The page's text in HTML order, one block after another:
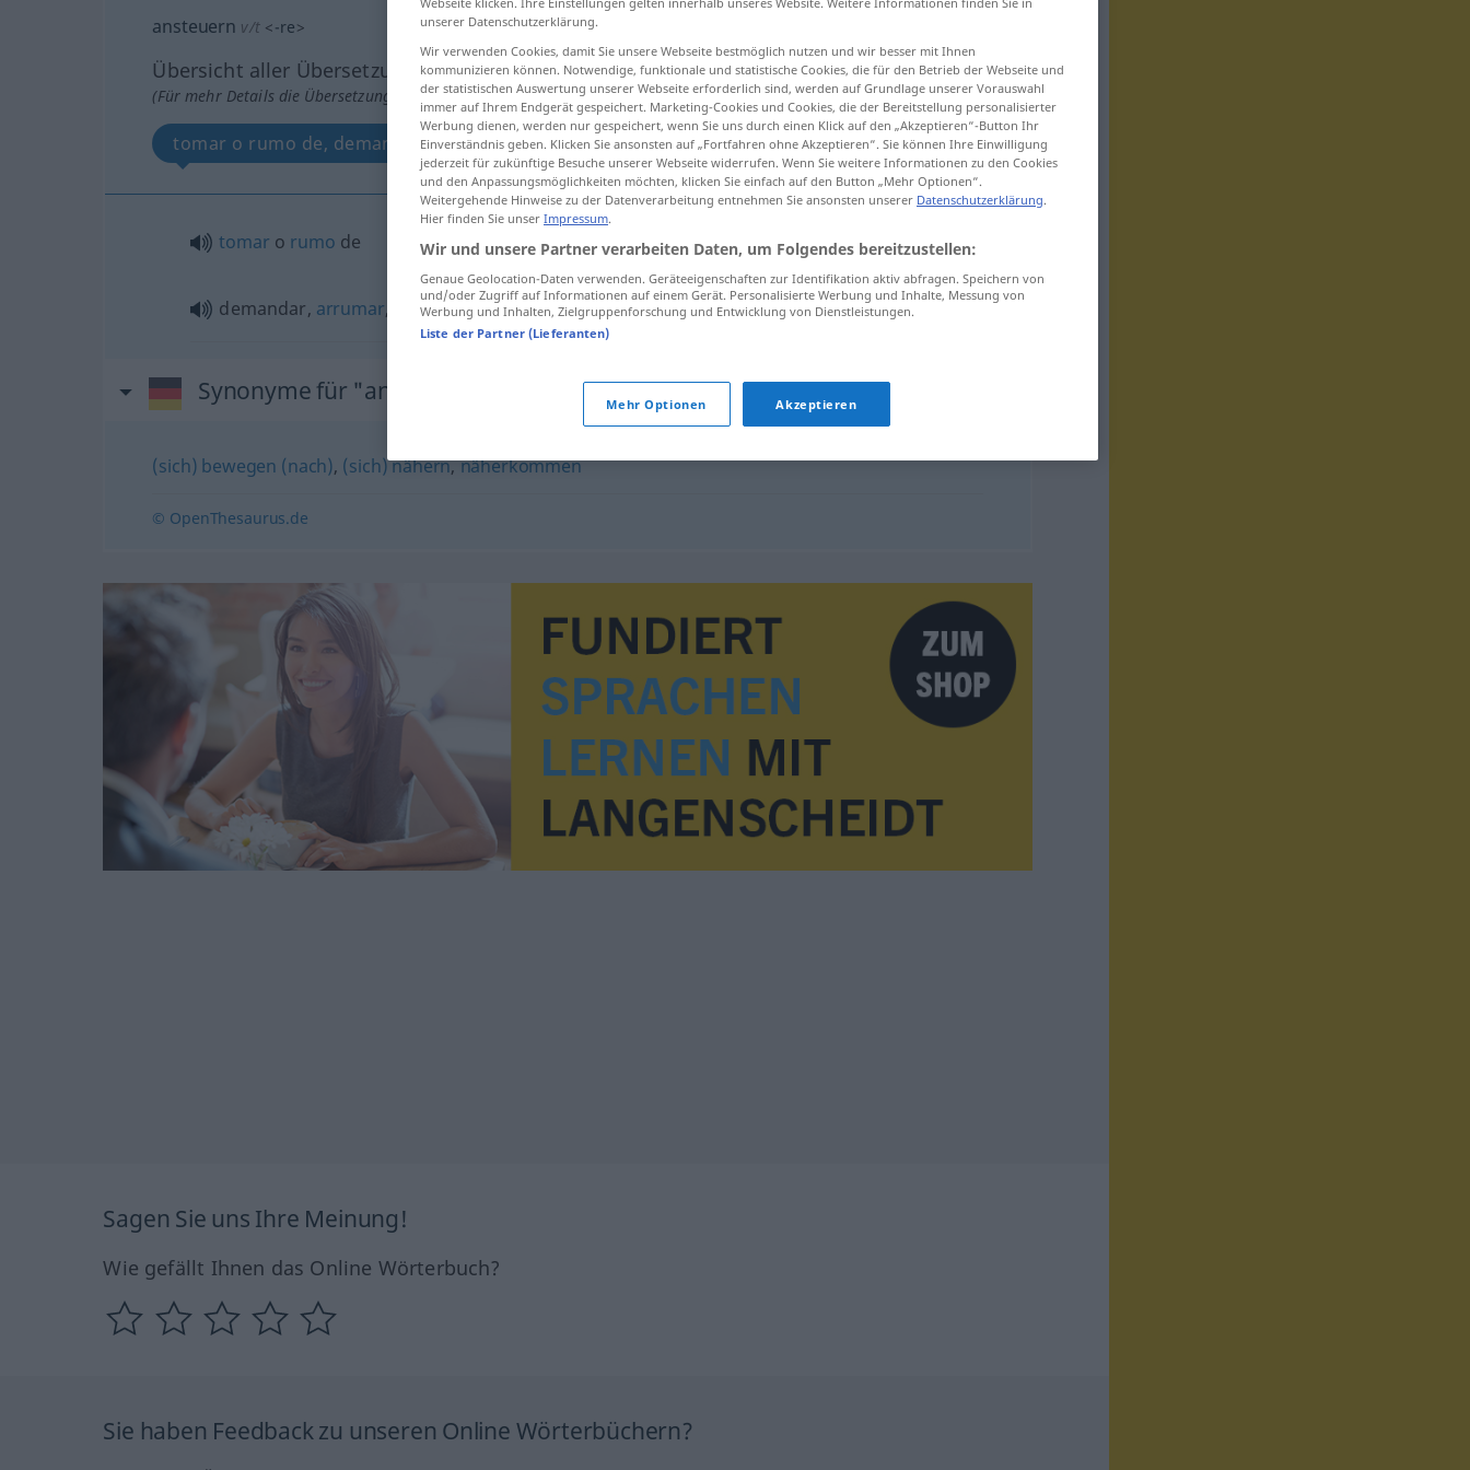
ansteuern v/t <-re>
Übersicht aller Übersetzungen
(Für mehr Details die Übersetzung anklicken/antippen)
tomar o rumo de, demandar, arrumar, abordar
tomar o rumo de ansteuern
demandar, arrumar, abordar ansteuern SCHIFF
Synonyme für "ansteuern"
(sich) bewegen (nach), (sich) nähern,näherkommen
© OpenThesaurus.de
Sagen Sie uns Ihre Meinung!
Wie gefällt Ihnen das Online Wörterbuch?
Sie haben Feedback zu unseren Online Wörterbüchern?
unserer Datenschutzerklärung.
Wir verwenden Cookies, damit Sie unsere Webseite bestmöglich nutzen und wir besser mit Ihnen
kommunizieren können. Notwendige, funktionale und statistische Cookies, die für den Betrieb der Webseite und
der statistischen Auswertung unserer Webseite erforderlich sind, werden auf Grundlage unserer Vorauswahl
immer auf Ihrem Endgerät gespeichert. Marketing-Cookies und Cookies, die der Bereitstellung personalisierter
Werbung dienen, werden nur gespeichert, wenn Sie uns durch einen Klick auf den „Akzeptieren“-Button Ihr
Einverständnis geben. Klicken Sie ansonsten auf „Fortfahren ohne Akzeptieren“. Sie können Ihre Einwilligung
jederzeit für zukünftige Besuche unserer Webseite widerrufen. Wenn Sie weitere Informationen zu den Cookies
und den Anpassungsmöglichkeiten möchten, klicken Sie einfach auf den Button „Mehr Optionen“.
Weitergehende Hinweise zu der Datenverarbeitung entnehmen Sie ansonsten unserer Datenschutzerklärung.
Hier finden Sie unser Impressum.
Wir und unsere Partner verarbeiten Daten, um Folgendes bereitzustellen:
Genaue Geolocation-Daten verwenden. Geräteeigenschaften zur Identifikation aktiv abfragen. Speichern von
und/oder Zugriff auf Informationen auf einem Gerät. Personalisierte Werbung und Inhalte, Messung von
Werbung und Inhalten, Zielgruppenforschung und Entwicklung von Dienstleistungen.
Liste der Partner (Lieferanten)
Mehr Optionen Akzeptieren